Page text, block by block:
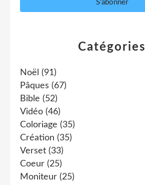
Catégories
Noël (91)
Pâques (67)
Bible (52)
Vidéo (46)
Coloriage (35)
Création (35)
Verset (33)
Coeur (25)
Moniteur (25)